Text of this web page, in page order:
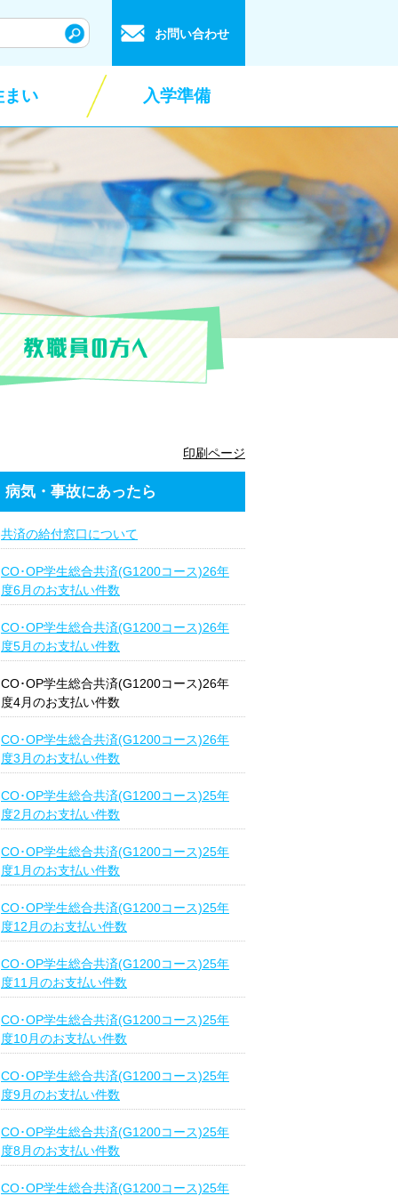
お問い合わせ
まい 入学準備
印刷ページ
病気・事故にあったら
共済の給付窓口について
CO･OP学生総合共済(G1200コース)26年
度6月のお支払い件数
CO･OP学生総合共済(G1200コース)26年
度5月のお支払い件数
CO･OP学生総合共済(G1200コース)26年
度4月のお支払い件数
CO･OP学生総合共済(G1200コース)26年
度3月のお支払い件数
CO･OP学生総合共済(G1200コース)25年
度2月のお支払い件数
CO･OP学生総合共済(G1200コース)25年
度1月のお支払い件数
CO･OP学生総合共済(G1200コース)25年
度12月のお支払い件数
CO･OP学生総合共済(G1200コース)25年
度11月のお支払い件数
CO･OP学生総合共済(G1200コース)25年
度10月のお支払い件数
CO･OP学生総合共済(G1200コース)25年
度9月のお支払い件数
CO･OP学生総合共済(G1200コース)25年
度8月のお支払い件数
CO･OP学生総合共済(G1200コース)25年